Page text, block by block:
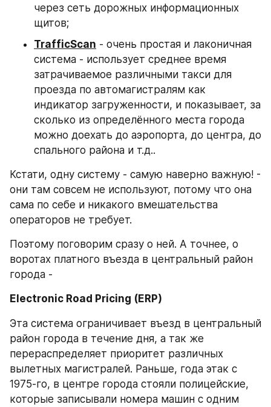
через сеть дорожных информационных
щитов;
TrafficScan - очень простая и лаконичная
система - использует среднее время
затрачиваемое различными такси для
проезда по автомагистралям как
индикатор загруженности, и показывает, за
сколько из определённого места города
можно доехать до аэропорта, до центра, до
спального района и т.д..
Кстати, одну систему - самую наверно важную! -
они там совсем не используют, потому что она
сама по себе и никакого вмешательства
операторов не требует.
Поэтому поговорим сразу о ней. А точнее, о
воротах платного въезда в центральный район
города -
Electronic Road Pricing (ERP)
Эта система ограничивает въезд в центральный
район города в течение дня, а так же
перераспределяет приоритет различных
вылетных магистралей. Раньше, года этак с
1975-го, в центре города стояли полицейские,
которые записывали номера машин с одним